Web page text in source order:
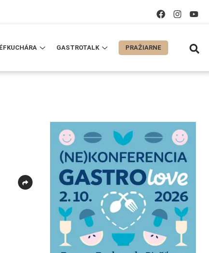
GASTROTALK PRAŽIARNE